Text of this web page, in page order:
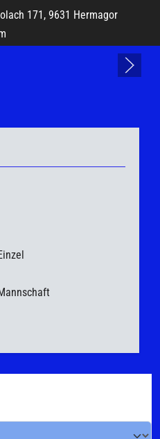
171, 9631 Hermagor